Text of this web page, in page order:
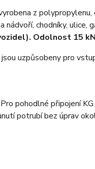
z
nádvoří, chodníky, ulice,
Odolnost 15
uzpůsobeny pro
Pro pohodlné připojení
potrubí bez úprav